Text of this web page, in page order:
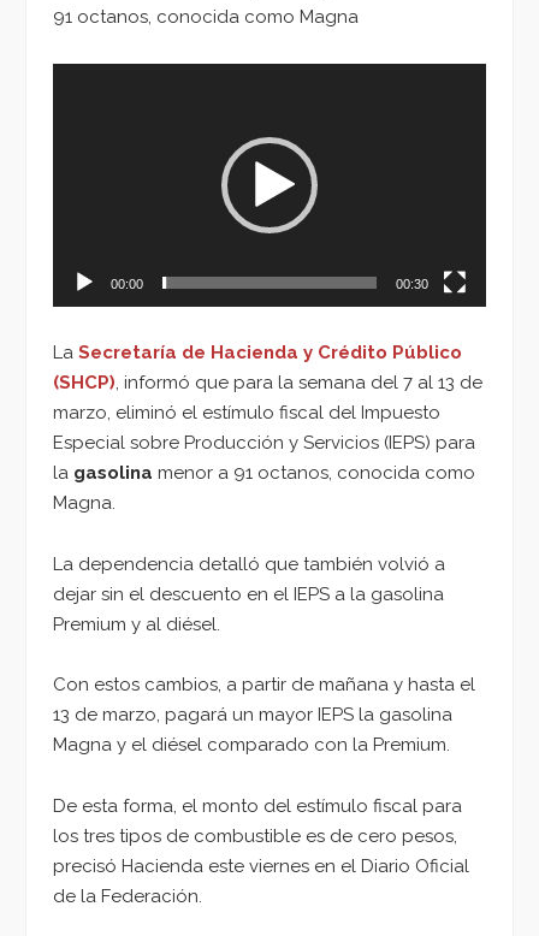
91 octanos, conocida como Magna
00:00 00:30
La Secretaría de Hacienda y Crédito Público
(SHCP), informó que para la semana del 7 al 13 de
marzo, eliminó el estímulo fiscal del Impuesto
Especial sobre Producción y Servicios (IEPS) para
la gasolina menor a 91 octanos, conocida como
Magna.
La dependencia detalló que también volvió a
dejar sin el descuento en el IEPS a la gasolina
Premium y al diésel.
Con estos cambios, a partir de mañana y hasta el
13 de marzo, pagará un mayor IEPS la gasolina
Magna y el diésel comparado con la Premium.
De esta forma, el monto del estímulo fiscal para
los tres tipos de combustible es de cero pesos,
precisó Hacienda este viernes en el Diario Oficial
de la Federación.